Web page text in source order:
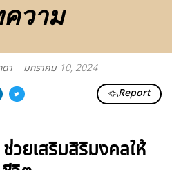
วาม
า มกราคม 10, 2024
Report
วยเสริมสิริมงคลให้